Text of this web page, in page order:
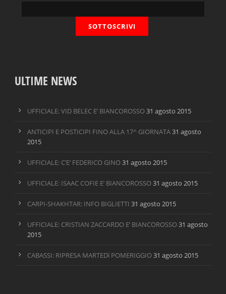
ULTIME NEWS
UFFICIALE: VID BELEC E’ BIANCOROSSO31 agosto 2015
ANTICIPI E POSTICIPI FINO ALLA 17^ GIORNATA31 agosto
2015
UFFICIALE: C’E’ FEDERICO GINO31 agosto 2015
UFFICIALE: ISAAC COFIE E’ BIANCOROSSO31 agosto 2015
CARPI-SHAKHTAR: INFO BIGLIETTI 31 agosto 2015
UFFICIALE: CRISTIAN ZACCARDO E’ BIANCOROSSO31 agosto
2015
CABASSI: RIPRESA MARTEDì POMERIGGIO31 agosto 2015